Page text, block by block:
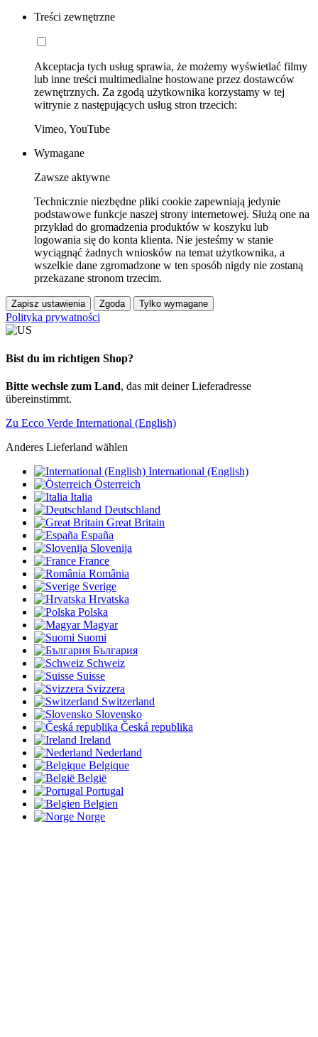
Treści zewnętrzne
Akceptacja tych usług sprawia, że możemy wyświetlać filmy
lub inne treści multimedialne hostowane przez dostawców
zewnętrznych. Za zgodą użytkownika korzystamy w tej
witrynie z następujących usług stron trzecich:
Vimeo, YouTube
Wymagane
Zawsze aktywne
Technicznie niezbędne pliki cookie zapewniają jedynie
podstawowe funkcje naszej strony internetowej. Służą one na
przykład do gromadzenia produktów w koszyku lub
logowania się do konta klienta. Nie jesteśmy w stanie
wyciągnąć żadnych wniosków na temat użytkownika, a
wszelkie dane zgromadzone w ten sposób nigdy nie zostaną
przekazane stronom trzecim.
Zapisz ustawienia Zgoda Tylko wymagane
Polityka prywatności
Bist du im richtigen Shop?
Bitte wechsle zum Land, das mit deiner Lieferadresse
übereinstimmt.
Zu Ecco Verde International (English)
Anderes Lieferland wählen
International (English)
Österreich
Italia
Deutschland
Great Britain
España
Slovenija
France
România
Sverige
Hrvatska
Polska
Magyar
Suomi
България
Schweiz
Suisse
Svizzera
Switzerland
Slovensko
Česká republika
Ireland
Nederland
Belgique
België
Portugal
Belgien
Norge